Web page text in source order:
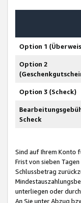
Option 1
Option 2
Option 3 (Scheck)
Scheck
Sind auf Ihrem Konto
Frist von sieben
Schlussbetrag
unterliegen oder
An Sie unter Abzug